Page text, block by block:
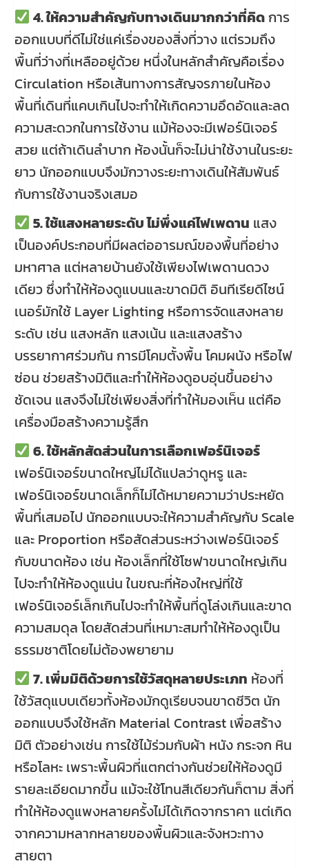
4. ให้ความสำคัญกับทางเดินมากกว่าที่คิดการ
ออกแบบที่ดีไม่ใช่แค่เรื่องของสิ่งที่วาง แต่รวมถึง
พื้นที่ว่างที่เหลืออยู่ด้วย หนึ่งในหลักสำคัญคือเรื่อง
Circulation หรือเส้นทางการสัญจรภายในห้อง
พื้นที่เดินที่แคบเกินไปจะทำให้เกิดความอึดอัดและลด
ความสะดวกในการใช้งาน แม้ห้องจะมีเฟอร์นิเจอร์
สวย แต่ถ้าเดินลำบาก ห้องนั้นก็จะไม่น่าใช้งานในระยะ
ยาว นักออกแบบจึงมักวางระยะทางเดินให้สัมพันธ์
กับการใช้งานจริงเสมอ
5. ใช้แสงหลายระดับ ไม่พึ่งแค่ไฟเพดาน แสง
เป็นองค์ประกอบที่มีผลต่ออารมณ์ของพื้นที่อย่าง
มหาศาล แต่หลายบ้านยังใช้เพียงไฟเพดานดวง
เดียว ซึ่งทำให้ห้องดูแบนและขาดมิติ อินทีเรียดีไซน์
เนอร์มักใช้ Layer Lighting หรือการจัดแสงหลาย
ระดับ เช่น แสงหลัก แสงเน้น และแสงสร้าง
บรรยากาศร่วมกัน การมีโคมตั้งพื้น โคมผนัง หรือไฟ
ซ่อน ช่วยสร้างมิติและทำให้ห้องดูอบอุ่นขึ้นอย่าง
ชัดเจน แสงจึงไม่ใช่เพียงสิ่งที่ทำให้มองเห็น แต่คือ
เครื่องมือสร้างความรู้สึก
6. ใช้หลักสัดส่วนในการเลือกเฟอร์นิเจอร์
เฟอร์นิเจอร์ขนาดใหญ่ไม่ได้แปลว่าดูหรู และ
เฟอร์นิเจอร์ขนาดเล็กก็ไม่ได้หมายความว่าประหยัด
พื้นที่เสมอไป นักออกแบบจะให้ความสำคัญกับ Scale
และ Proportion หรือสัดส่วนระหว่างเฟอร์นิเจอร์
กับขนาดห้อง เช่น ห้องเล็กที่ใช้โซฟาขนาดใหญ่เกิน
ไปจะทำให้ห้องดูแน่น ในขณะที่ห้องใหญ่ที่ใช้
เฟอร์นิเจอร์เล็กเกินไปจะทำให้พื้นที่ดูโล่งเกินและขาด
ความสมดุล โดยสัดส่วนที่เหมาะสมทำให้ห้องดูเป็น
ธรรมชาติโดยไม่ต้องพยายาม
7. เพิ่มมิติด้วยการใช้วัสดุหลายประเภท ห้องที่
ใช้วัสดุแบบเดียวทั้งห้องมักดูเรียบจนขาดชีวิต นัก
ออกแบบจึงใช้หลัก Material Contrast เพื่อสร้าง
มิติ ตัวอย่างเช่น การใช้ไม้ร่วมกับผ้า หนัง กระจก หิน
หรือโลหะ เพราะพื้นผิวที่แตกต่างกันช่วยให้ห้องดูมี
รายละเอียดมากขึ้น แม้จะใช้โทนสีเดียวกันก็ตาม สิ่งที่
ทำให้ห้องดูแพงหลายครั้งไม่ได้เกิดจากราคา แต่เกิด
จากความหลากหลายของพื้นผิวและจังหวะทาง
สายตา